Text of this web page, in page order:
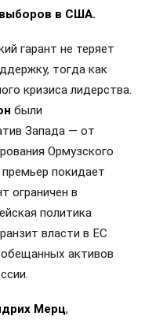
в США.
гарант не теряет
тогда как
кризиса лидерства.
были
Запада — от
Ормузского
премьер покидает
ограничен в
политика
власти в ЕС
активов
Мерц,